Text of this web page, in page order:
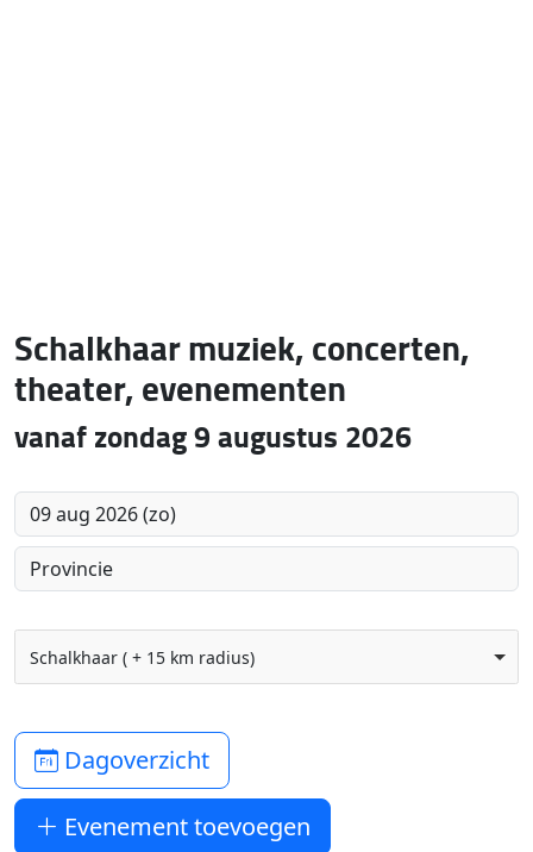
Schalkhaar muziek, concerten,
theater, evenementen
vanaf zondag 9 augustus 2026
Schalkhaar ( + 15 km radius)
Dagoverzicht
Evenement toevoegen